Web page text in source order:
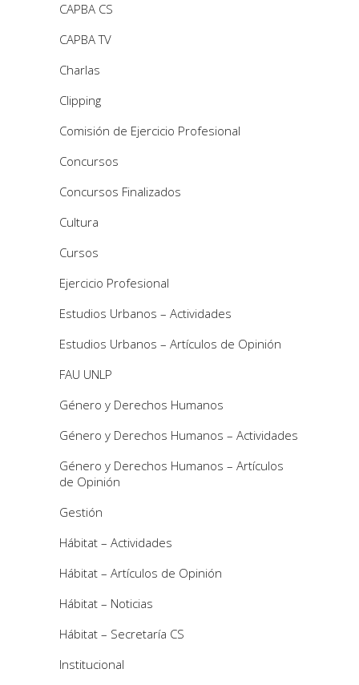
CAPBA CS
CAPBA TV
Charlas
Clipping
Comisión de Ejercicio Profesional
Concursos
Concursos Finalizados
Cultura
Cursos
Ejercicio Profesional
Estudios Urbanos – Actividades
Estudios Urbanos – Artículos de Opinión
FAU UNLP
Género y Derechos Humanos
Género y Derechos Humanos – Actividades
Género y Derechos Humanos – Artículos
de Opinión
Gestión
Hábitat – Actividades
Hábitat – Artículos de Opinión
Hábitat – Noticias
Hábitat – Secretaría CS
Institucional